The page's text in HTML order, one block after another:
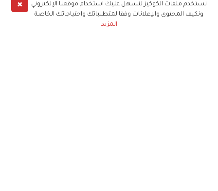
✖
نستخدم ملفات الكوكيز لنسهل عليك استخدام موقعنا الإلكتروني
ونكيف المحتوى والإعلانات وفقا لمتطلباتك واحتياجاتك الخاصة
المزيد